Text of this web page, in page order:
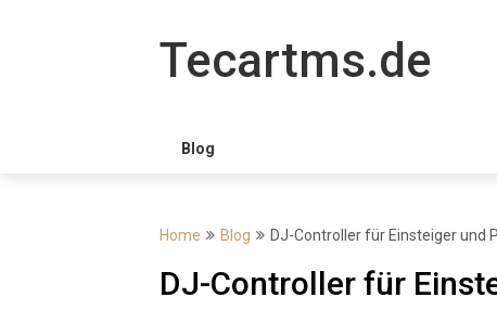
Tecartms.de
Blog
Home Blog DJ-Controller für Einsteiger und
DJ-Controller für